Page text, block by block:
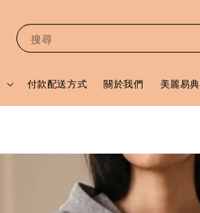
搜尋
付款配送方式 關於我們 美麗易典